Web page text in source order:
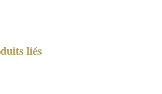
liés